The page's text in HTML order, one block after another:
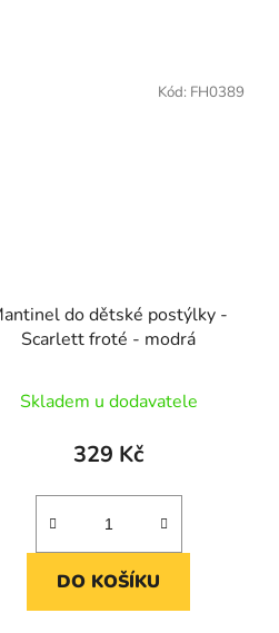
do dětské postýlky -
Scarlett froté - modrá
Skladem u dodavatele
329 Kč
DO KOŠÍKU
Kód: FH0389